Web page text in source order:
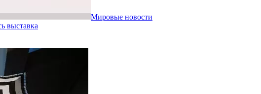
Мировые новости
выставка